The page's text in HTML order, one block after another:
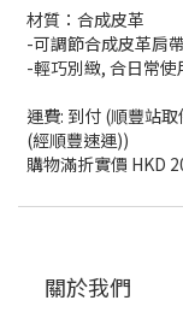
材質：合成皮革
-可調節合成皮革肩帶
-輕巧別緻, 合日常使
運費: 到付 (順豐站
(經順豐速運))
購物滿折實價 HKD
關於我們